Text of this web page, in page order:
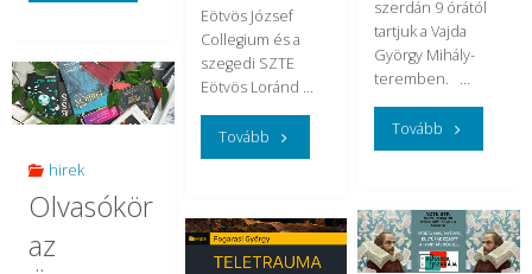
Teletrauma
című
bemutatója"
Eötvös József
Collegium és a
szegedi SZTE
Eötvös Loránd …
Tovább "Május
Budapesten
vár
szerdán 9 órától
tartjuk a Vajda
György Mihály-
teremben. …
Tovább"„5-
Az
hirek
Olvasókör
az